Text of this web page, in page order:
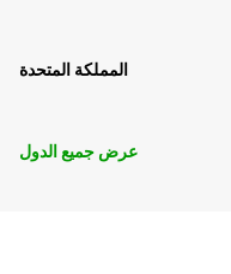
المملكة المتحدة
عرض جميع الدول